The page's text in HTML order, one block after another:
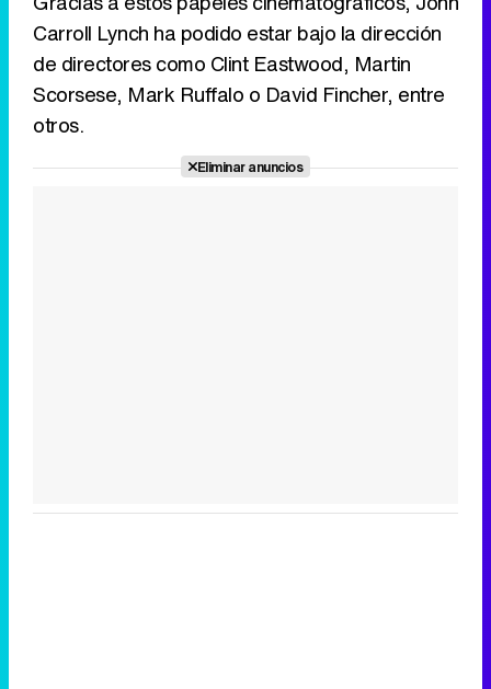
Carroll Lynch ha podido estar bajo la dirección
de directores como Clint Eastwood, Martin
Scorsese, Mark Ruffalo o David Fincher, entre
otros.
Eliminar anuncios